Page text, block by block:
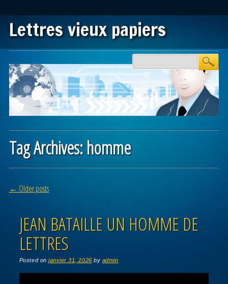
Lettres vieux papiers
Main menu
Tag Archives:homme
Post navigation
← Older posts
JEAN BATAILLE UN HOMME DE
LETTRES
Posted onjanvier 31, 2026 by admin